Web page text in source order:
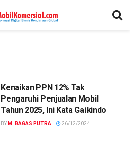
Kenaikan PPN 12% Tak
Pengaruhi Penjualan Mobil
Tahun 2025, Ini Kata Gaikindo
BY M. BAGAS PUTRA 26/12/2024